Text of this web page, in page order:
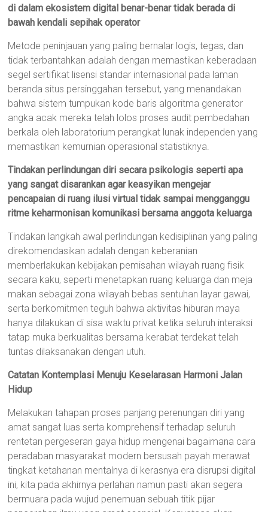
di dalam ekosistem digital benar-benar tidak berada di
bawah kendali sepihak operator
Metode peninjauan yang paling bernalar logis, tegas, dan
tidak terbantahkan adalah dengan memastikan keberadaan
segel sertifikat lisensi standar internasional pada laman
beranda situs persinggahan tersebut, yang menandakan
bahwa sistem tumpukan kode baris algoritma generator
angka acak mereka telah lolos proses audit pembedahan
berkala oleh laboratorium perangkat lunak independen yang
memastikan kemurnian operasional statistiknya.
Tindakan perlindungan diri secara psikologis seperti apa
yang sangat disarankan agar keasyikan mengejar
pencapaian di ruang ilusi virtual tidak sampai mengganggu
ritme keharmonisan komunikasi bersama anggota keluarga
Tindakan langkah awal perlindungan kedisiplinan yang paling
direkomendasikan adalah dengan keberanian
memberlakukan kebijakan pemisahan wilayah ruang fisik
secara kaku, seperti menetapkan ruang keluarga dan meja
makan sebagai zona wilayah bebas sentuhan layar gawai,
serta berkomitmen teguh bahwa aktivitas hiburan maya
hanya dilakukan di sisa waktu privat ketika seluruh interaksi
tatap muka berkualitas bersama kerabat terdekat telah
tuntas dilaksanakan dengan utuh.
Catatan Kontemplasi Menuju Keselarasan Harmoni Jalan
Hidup
Melakukan tahapan proses panjang perenungan diri yang
amat sangat luas serta komprehensif terhadap seluruh
rentetan pergeseran gaya hidup mengenai bagaimana cara
peradaban masyarakat modern bersusah payah merawat
tingkat ketahanan mentalnya di kerasnya era disrupsi digital
ini, kita pada akhirnya perlahan namun pasti akan segera
bermuara pada wujud penemuan sebuah titik pijar